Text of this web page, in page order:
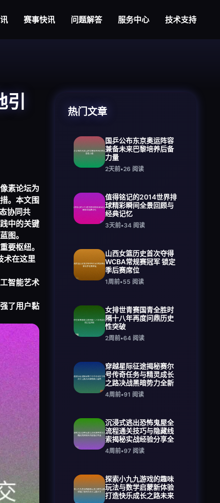
赛事快讯 问题解答 服务中心 技术支持
素论坛为
。本文围
协同共
中的关键
图。
要枢纽。
术在这里
智能艺术
了用户黏
热门文章
国乒公布东京奥运阵容
兼备未来巴黎培养后备
力量
2天前•26 阅读
值得铭记的2014世界排
球精彩瞬间全景回顾与
经典记忆
3天前•34 阅读
山西女篮历史首次夺得
WCBA常规赛冠军 锁定
季后赛席位
1周前•55 阅读
女排世青赛国青全胜时
隔十八年再度问鼎历史
性突破
2周前•64 阅读
穿越星际征途揭秘赛尔
号传奇任务与精灵成长
之路决战黑暗势力全新
4周前•91 阅读
沉浸式逃出恐怖鬼屋全
流程通关技巧与隐藏线
索揭秘实战经验分享全
4周前•97 阅读
探索小九九游戏的趣味
玩法与数学启蒙新体验
打造快乐成长之路未来